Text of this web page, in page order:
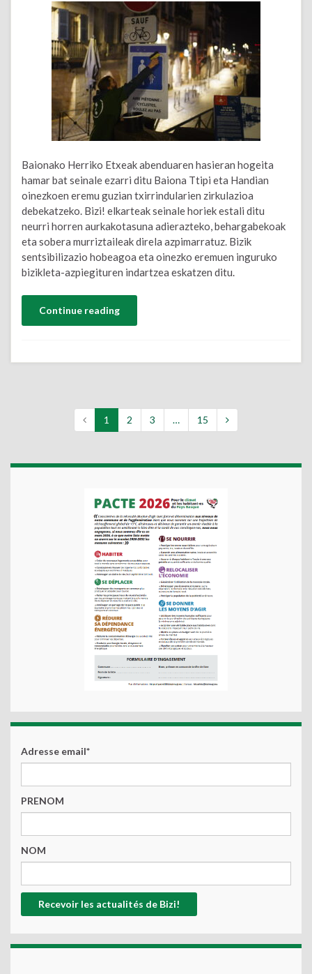
Baionako Herriko Etxeak abenduaren hasieran hogeita
hamar bat seinale ezarri ditu Baiona Ttipi eta Handian
oinezkoen eremu guzian txirrindularien zirkulazioa
debekatzeko. Bizi! elkarteak seinale horiek estali ditu
neurri horren aurkakotasuna adierazteko, behargabekoak
eta sobera murriztaileak direla azpimarratuz. Bizik
sentsibilizazio hobeagoa eta oinezko eremuen inguruko
bizikleta-azpiegituren indartzea eskatzen ditu.
Continue reading
1 2 3 … 15
Adresse email*
PRENOM
NOM